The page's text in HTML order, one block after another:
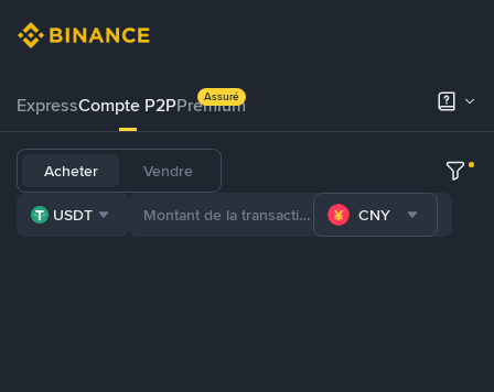
ExpressCompte P2PPremium
Assuré
Acheter Vendre
USDT CNY